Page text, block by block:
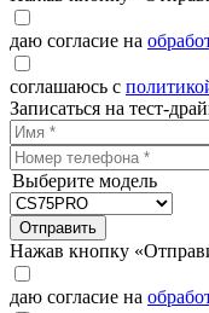
даю согласие на
соглашаюсь с
Записаться на тест-
Выберите модель
Отправить
Нажав кнопку
даю согласие на